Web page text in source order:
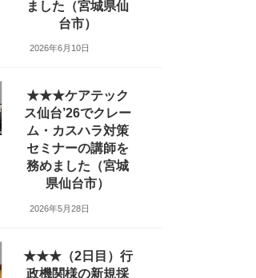
ました（宮城県仙
台市）
2026年6月10日
★★★ケアテック
ス仙台’26でクレー
ム・カスハラ対策
セミナーの講師を
務めました（宮城
県仙台市）
2026年5月28日
★★★（2日目）行
政機関様の新規採